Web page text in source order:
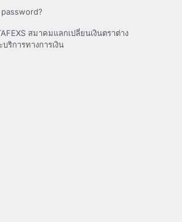
สมาคมแลกเปลี่ยนเงินตราต่าง
บริการทางการเงิน